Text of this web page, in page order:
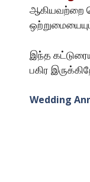
ஆகியவற்றை
இந்த
பகிர
Wedding